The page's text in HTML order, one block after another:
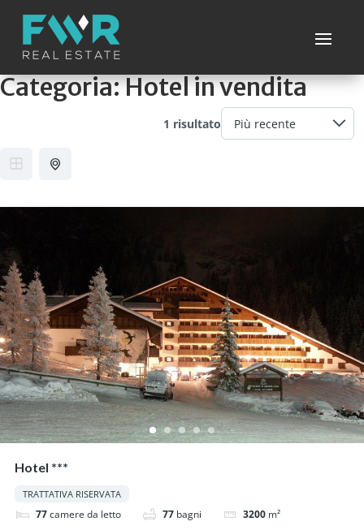
Categoria:Hotel in vendita
1 risultato
Hotel ***
TRATTATIVA RISERVATA
77camere da letto 77 bagni 3200 m²